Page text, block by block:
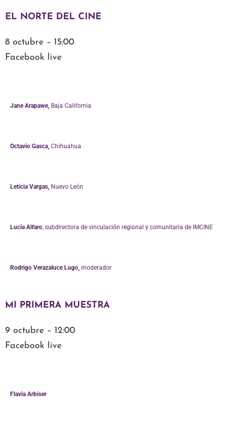
EL NORTE DEL CINE
8 octubre – 15:00
Facebook live
Jane Arapawe, Baja California
Octavio Gasca, Chihuahua
Leticia Vargas, Nuevo León
Lucía Alfaro, subdirectora de vinculación regional y comunitaria de IMCINE
Rodrigo Verazaluce Lugo, moderador
MI PRIMERA MUESTRA
9 octubre – 12:00
Facebook live
Flavia Arbiser